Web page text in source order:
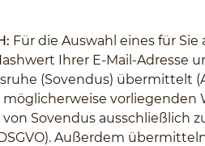
Für die Auswahl eines für
Ihrer E-Mail-Adresse
(Sovendus) übermittelt
vorliegenden
von Sovendus
Außerdem